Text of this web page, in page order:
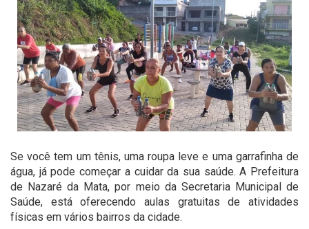
Se você tem um tênis, uma roupa leve e uma garrafinha de
água, já pode começar a cuidar da sua saúde. A Prefeitura
de Nazaré da Mata, por meio da Secretaria Municipal de
Saúde, está oferecendo aulas gratuitas de atividades
físicas em vários bairros da cidade.